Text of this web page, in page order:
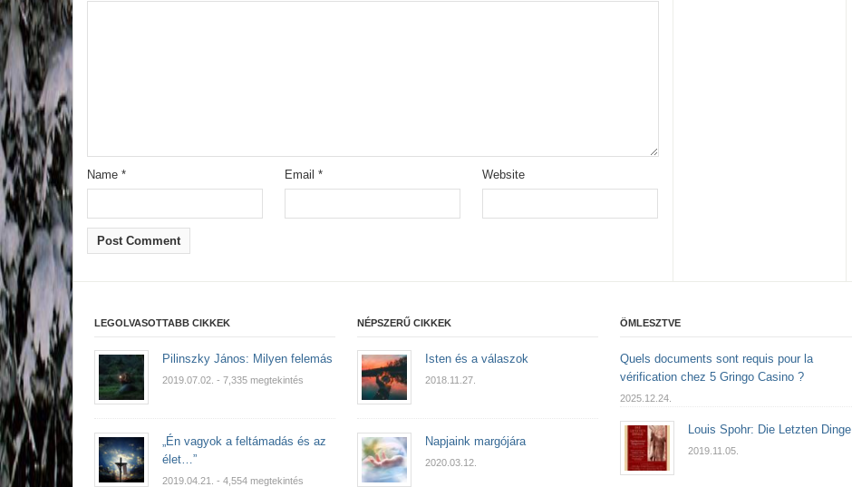
Name * Email * Website
LEGOLVASOTTABB CIKKEK
Pilinszky János: Milyen felemás
2019.07.02. - 7,335 megtekintés
„Én vagyok a feltámadás és az
élet…”
2019.04.21. - 4,554 megtekintés
NÉPSZERŰ CIKKEK
Isten és a válaszok
2018.11.27.
Napjaink margójára
2020.03.12.
ÖMLESZTVE
Quels documents sont requis pour la
vérification chez 5 Gringo Casino ?
2025.12.24.
Louis Spohr: Die Letzten Dinge
2019.11.05.